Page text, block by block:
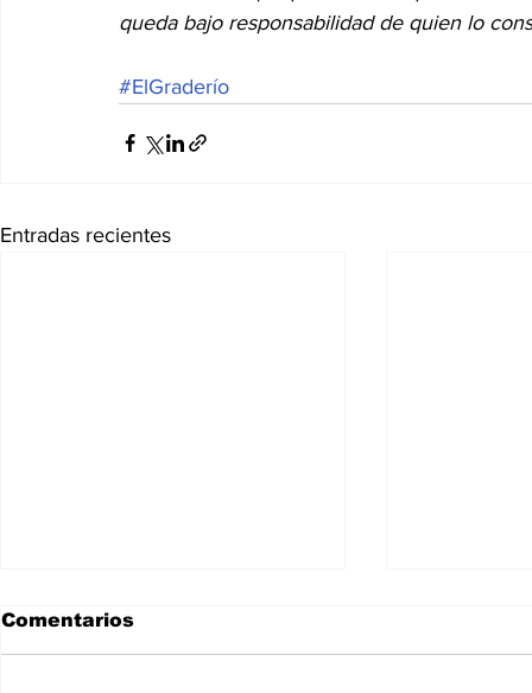
queda bajo responsabilidad de quien lo
#ElGraderío
Entradas recientes
Comentarios